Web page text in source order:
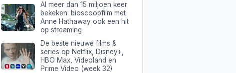
Al meer dan 15 miljoen keer
bekeken: bioscoopfilm met
Anne Hathaway ook een hit
op streaming
De beste nieuwe films &
series op Netflix, Disney+,
HBO Max, Videoland en
Prime Video (week 32)